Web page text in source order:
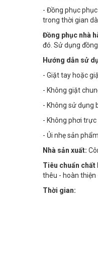
- Đồng phục
trong thời gian
Đồng phục nhà
đó. Sử dụng
Hướng dẫn sử
- Giặt tay hoặc
- Không giặt
- Không sử dụng
- Không phơi
- Ủi nhẹ sản
Nhà sản xuất:
Tiêu chuẩn chất
thêu - hoàn
Thời gian: